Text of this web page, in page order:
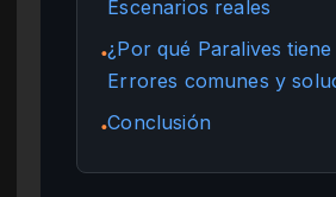
Escenarios reales
●¿Por qué Paralives tiene
Errores comunes y
●Conclusión